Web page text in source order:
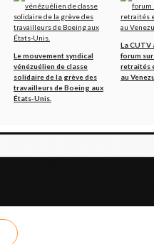
Le mouvement syndical
vénézuélien de classe
solidaire de la grève des
travailleurs de Boeing aux
États-Unis.
La CUTV
forum
retraités
au